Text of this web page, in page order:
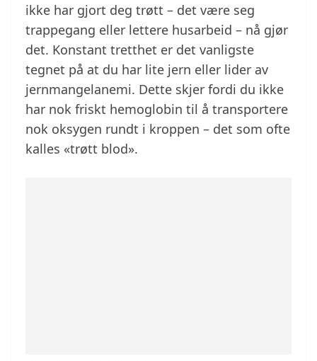
ikke har gjort deg trøtt – det være seg
trappegang eller lettere husarbeid – nå gjør
det. Konstant tretthet er det vanligste
tegnet på at du har lite jern eller lider av
jernmangelanemi. Dette skjer fordi du ikke
har nok friskt hemoglobin til å transportere
nok oksygen rundt i kroppen – det som ofte
kalles «trøtt blod».